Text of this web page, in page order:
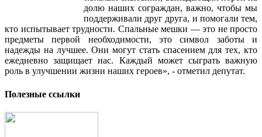
долю наших сограждан, важно, чтобы мы
поддерживали друг друга, и помогали тем,
кто испытывает трудности. Спальные мешки — это не просто
предметы первой необходимости, это символ заботы и
надежды на лучшее. Они могут стать спасением для тех, кто
ежедневно защищает нас. Каждый может сыграть важную
роль в улучшении жизни наших героев», - отметил депутат.
Полезные ссылки